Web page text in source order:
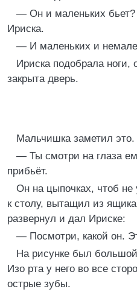
— Он и маленьких
Ириска.
— И маленьких и
Ириска подобрала ноги,
закрыта дверь.
Мальчишка заметил это.
— Ты смотри на глаза
прибьёт.
Он на цыпочках, чтоб
к столу, вытащил из
развернул и дал Ириске:
— Посмотри, какой он.
На рисунке был
Изо рта у него во все
острые зубы.